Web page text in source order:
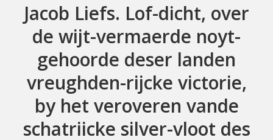
Jacob Liefs. Lof-dicht, over
de wijt-vermaerde noyt-
gehoorde deser landen
vreughden-rijcke victorie,
by het veroveren vande
schatriicke silver-vloot des